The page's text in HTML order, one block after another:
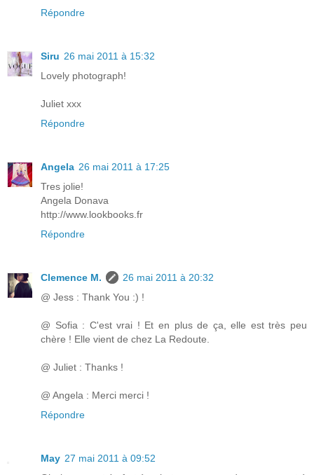
Répondre
Siru 26 mai 2011 à 15:32
Lovely photograph!
Juliet xxx
Répondre
Angela 26 mai 2011 à 17:25
Tres jolie!
Angela Donava
http://www.lookbooks.fr
Répondre
Clemence M.
26 mai 2011 à 20:32
@ Jess : Thank You :) !
@ Sofia : C'est vrai ! Et en plus de ça, elle est très peu
chère ! Elle vient de chez La Redoute.
@ Juliet : Thanks !
@ Angela : Merci merci !
Répondre
May 27 mai 2011 à 09:52